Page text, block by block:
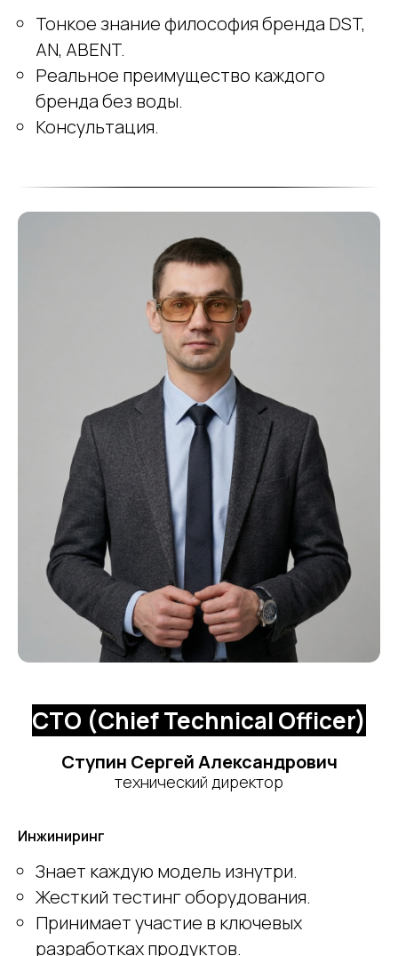
Тонкое знание философия бренда DST,
AN, ABENT.
Реальное преимущество каждого
бренда без воды.
Консультация.
CTO (Chief Technical Officer)
Ступин Сергей Александрович
технический директор
Инжиниринг
Знает каждую модель изнутри.
Жесткий тестинг оборудования.
Принимает участие в ключевых
разработках продуктов.